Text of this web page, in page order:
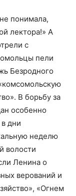
понимала,
лектора!» А
с
пели
Безродного
В борьбу за
особенно
дни
неделю
волости
Ленина о
верований и
«Огнем